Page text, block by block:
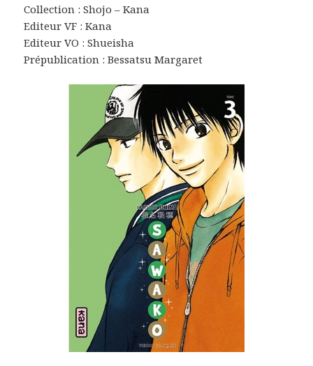
Collection : Shojo – Kana
Editeur VF : Kana
Editeur VO : Shueisha
Prépublication : Bessatsu Margaret